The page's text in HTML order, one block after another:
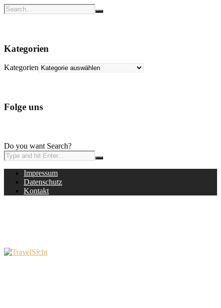
Kategorien
Kategorien
Folge uns
Do you want Search?
Impressum
Datenschutz
Kontakt